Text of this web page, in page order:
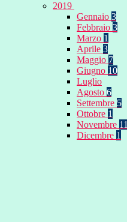
2019
Gennaio 3
Febbraio 3
Marzo 1
Aprile 3
Maggio 7
Giugno 10
Luglio
Agosto 6
Settembre 5
Ottobre 1
Novembre 11
Dicembre 1